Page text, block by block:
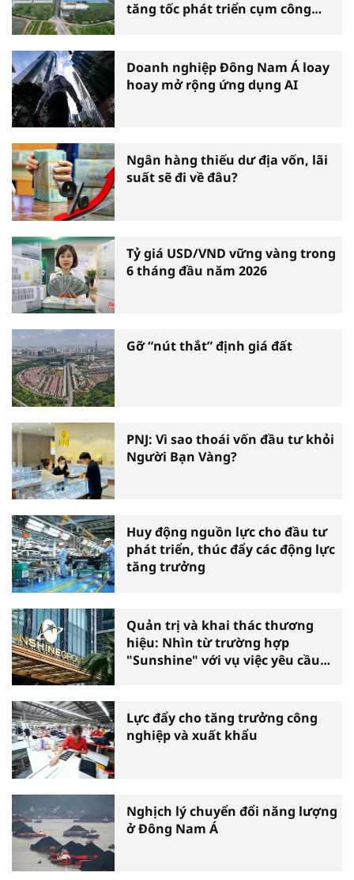
tăng tốc phát triển cụm công
Doanh nghiệp Đông Nam Á loay
hoay mở rộng ứng dụng AI
Ngân hàng thiếu dư địa vốn, lãi
suất sẽ đi về đâu?
Tỷ giá USD/VND vững vàng trong
6 tháng đầu năm 2026
Gỡ “nút thắt” định giá đất
PNJ: Vì sao thoái vốn đầu tư khỏi
Người Bạn Vàng?
Huy động nguồn lực cho đầu tư
phát triển, thúc đẩy các động lực
tăng trưởng
Quản trị và khai thác thương
hiệu: Nhìn từ trường hợp
"Sunshine" với vụ việc yêu cầu
Lực đẩy cho tăng trưởng công
nghiệp và xuất khẩu
Nghịch lý chuyển đổi năng lượng
ở Đông Nam Á